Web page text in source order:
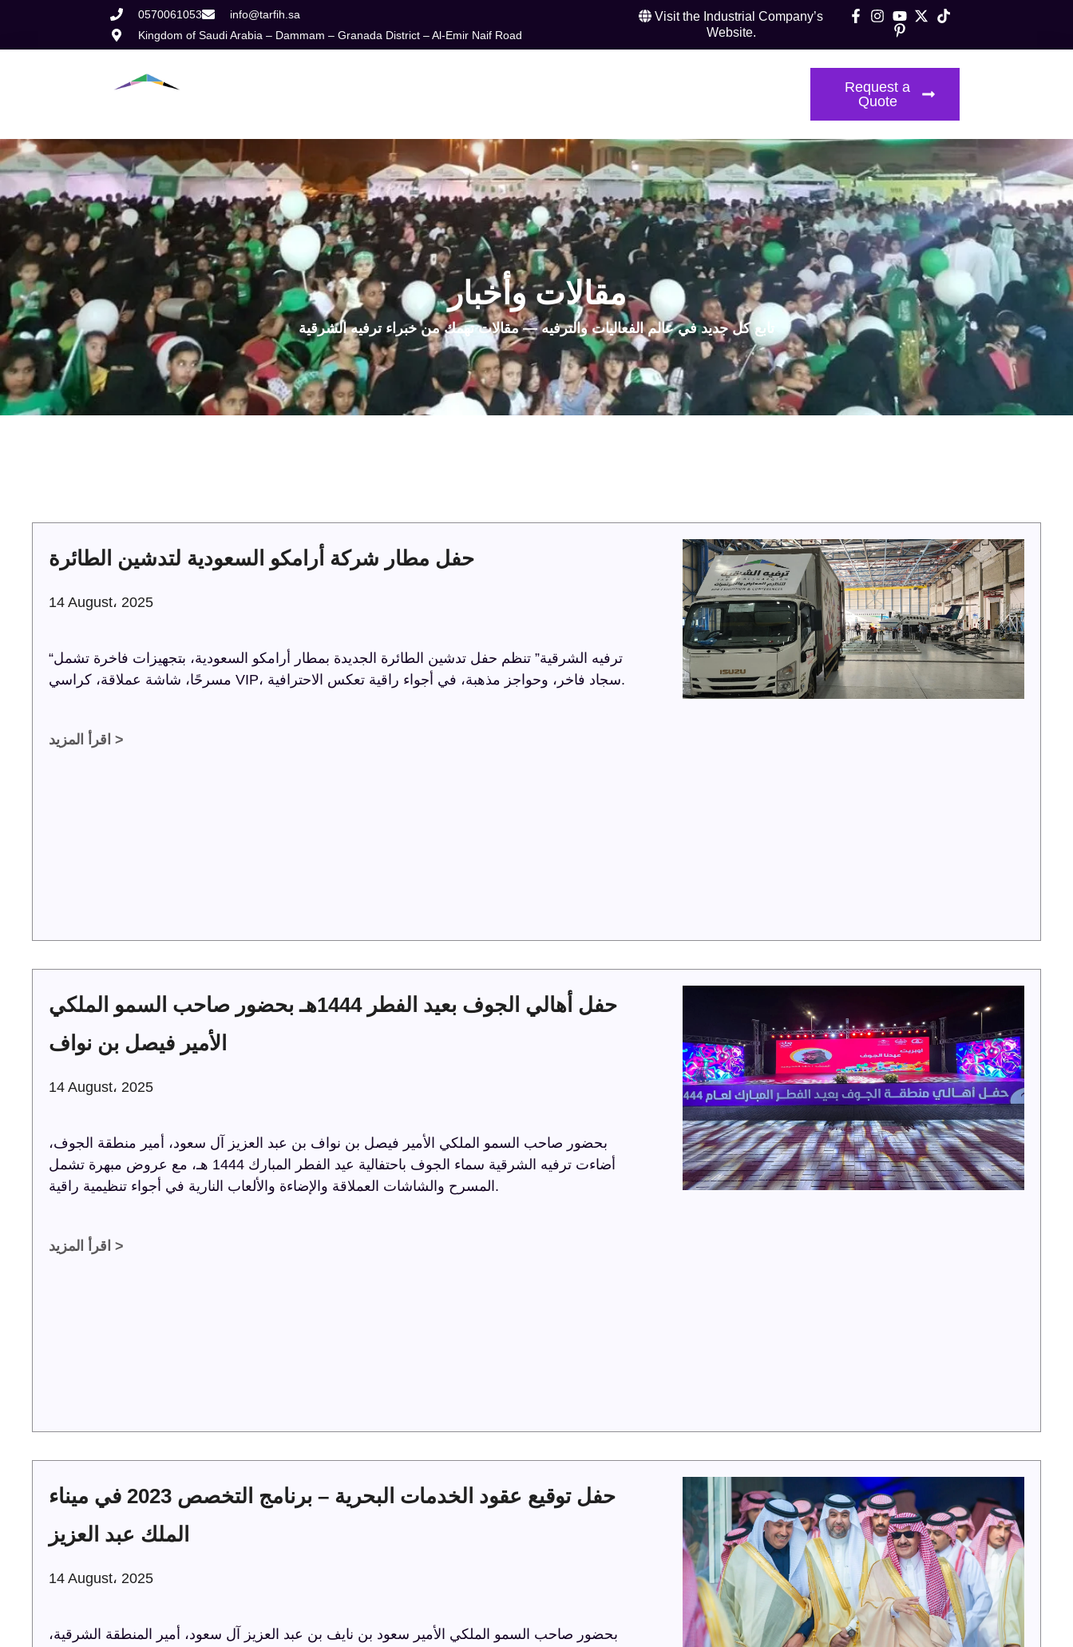
0570061053
info@tarfih.sa
Kingdom of Saudi Arabia – Dammam – Granada District – Al-Emir Naif Road
Visit the Industrial Company’s
Website.
Request a
Quote
مقالات وأخبار
تابع كل جديد في عالم الفعاليات والترفيه — مقالات تهمك من خبراء ترفيه الشرقية
حفل مطار شركة أرامكو السعودية لتدشين الطائرة
14 August، 2025
“ترفيه الشرقية” تنظم حفل تدشين الطائرة الجديدة بمطار أرامكو السعودية، بتجهيزات فاخرة تشمل
مسرحًا، شاشة عملاقة، كراسي VIP، سجاد فاخر، وحواجز مذهبة، في أجواء راقية تعكس الاحترافية.
اقرأ المزيد >
حفل أهالي الجوف بعيد الفطر 1444هـ بحضور صاحب السمو الملكي
الأمير فيصل بن نواف
14 August، 2025
بحضور صاحب السمو الملكي الأمير فيصل بن نواف بن عبد العزيز آل سعود، أمير منطقة الجوف،
أضاءت ترفيه الشرقية سماء الجوف باحتفالية عيد الفطر المبارك 1444 هـ، مع عروض مبهرة تشمل
المسرح والشاشات العملاقة والإضاءة والألعاب النارية في أجواء تنظيمية راقية.
اقرأ المزيد >
حفل توقيع عقود الخدمات البحرية – برنامج التخصص 2023 في ميناء
الملك عبد العزيز
14 August، 2025
بحضور صاحب السمو الملكي الأمير سعود بن نايف بن عبد العزيز آل سعود، أمير المنطقة الشرقية،